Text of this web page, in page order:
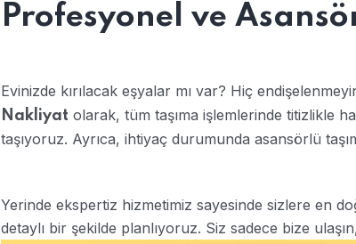
Profesyonel ve
Evinizde kırılacak eşyalar mı var? Hiç
Nakliyat olarak, tüm taşıma işlemlerinde titizlikle
taşıyoruz. Ayrıca, ihtiyaç durumunda asansörlü
Yerinde ekspertiz hizmetimiz sayesinde sizlere en
detaylı bir şekilde planlıyoruz. Siz sadece bize